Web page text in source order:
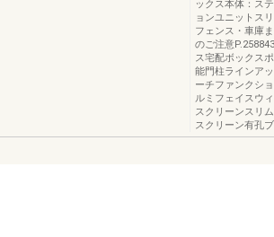
ックス本体：ス
ョンユニットス
フェンス・車庫
のご注意
ス宅配ボックス
能門柱ラインア
ーチファンクシ
ルミフェイスウ
スクリーンスリ
スクリーン有孔